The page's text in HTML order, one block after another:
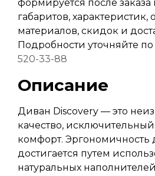
формируется после заказа
габаритов, характеристик,
материалов, скидок и
Подробности уточняйте
520-33-88
Описание
Диван Discovery — это
качество,
комфорт. Эргономичность
достигается путем
натуральных